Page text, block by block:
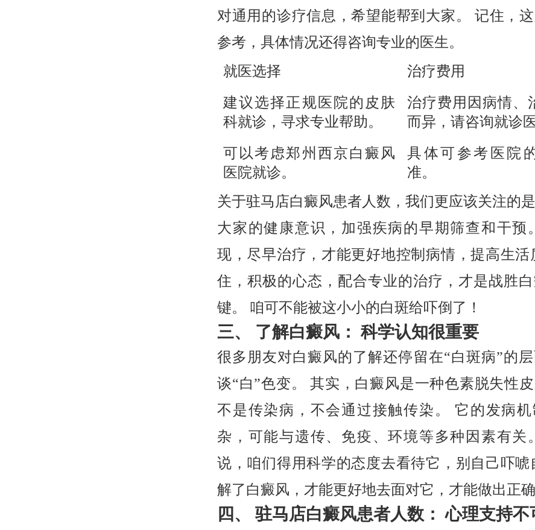
对通用的诊疗信息，希望能帮到大家。 记住，
参考，具体情况还得咨询专业的医生。
就医选择
治疗费用
建议选择正规医院的皮肤
科就诊，寻求专业帮助。
治疗费用因病情、
而异，请咨询就诊医
可以考虑郑州西京白癜风
医院就诊。
具体可参考医院
准。
关于驻马店白癜风患者人数，我们更应该关注的
大家的健康意识，加强疾病的早期筛查和干预
现，尽早治疗，才能更好地控制病情，提高生活
住，积极的心态，配合专业的治疗，才是战胜
键。 咱可不能被这小小的白斑给吓倒了！
三、 了解白癜风： 科学认知很重要
很多朋友对白癜风的了解还停留在“白斑病”的
谈“白”色变。 其实，白癜风是一种色素脱失性
不是传染病，不会通过接触传染。 它的发病机
杂，可能与遗传、免疫、环境等多种因素有关
说，咱们得用科学的态度去看待它，别自己吓唬
解了白癜风，才能更好地去面对它，才能做出正确
四、 驻马店白癜风患者人数： 心理支持不